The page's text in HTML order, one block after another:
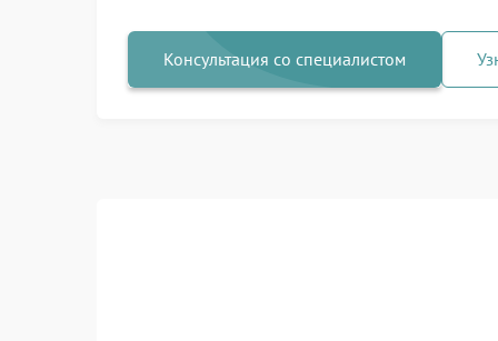
Консультация со специалистом